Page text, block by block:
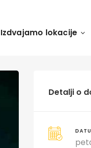
Izdvajamo lokacije
Detalji o